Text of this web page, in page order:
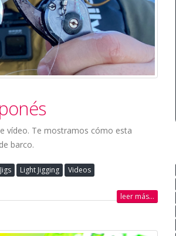
vídeo. Te mostramos cómo esta
barco.
Light Jigging
Videos
leer más...